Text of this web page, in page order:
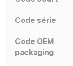
Code série
Code OEM
packaging